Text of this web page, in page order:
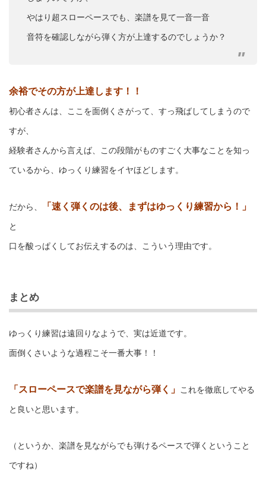
やはり超スローペースでも、楽譜を見て一音一音
音符を確認しながら弾く方が上達するのでしょうか？
余裕でその方が上達します！！
初心者さんは、ここを面倒くさがって、すっ飛ばしてしまうので
すが、
経験者さんから言えば、この段階がものすごく大事なことを知っ
ているから、ゆっくり練習をイヤほどします。
だから、 「速く弾くのは後、まずはゆっくり練習から！」
と
口を酸っぱくしてお伝えするのは、こういう理由です。
まとめ
ゆっくり練習は遠回りなようで、実は近道です。
面倒くさいような過程こそ一番大事！！
「スローペースで楽譜を見ながら弾く」 これを徹底してやる
と良いと思います。
（というか、楽譜を見ながらでも弾けるペースで弾くということ
ですね）